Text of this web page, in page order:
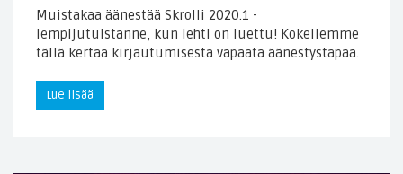
Muistakaa äänestää Skrolli 2020.1 -
lempijutuistanne, kun lehti on luettu! Kokeilemme
tällä kertaa kirjautumisesta vapaata äänestystapaa.
Lue lisää